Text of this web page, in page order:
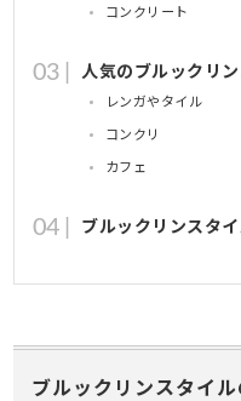
コンクリート
人気のブルックリ
レンガやタイル
コンクリ
カフェ
ブルックリンスタ
ブルックリンスタイ